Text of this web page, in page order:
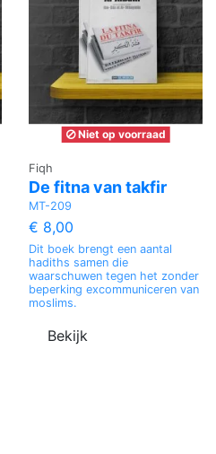
Niet op voorraad
Fiqh
De fitna van takfir
MT-209
€ 8,00
Dit boek brengt een aantal
hadiths samen die
waarschuwen tegen het zonder
beperking excommuniceren van
moslims.
Bekijk